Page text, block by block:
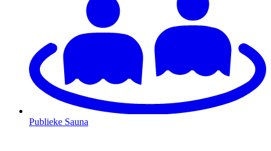
Publieke Sauna